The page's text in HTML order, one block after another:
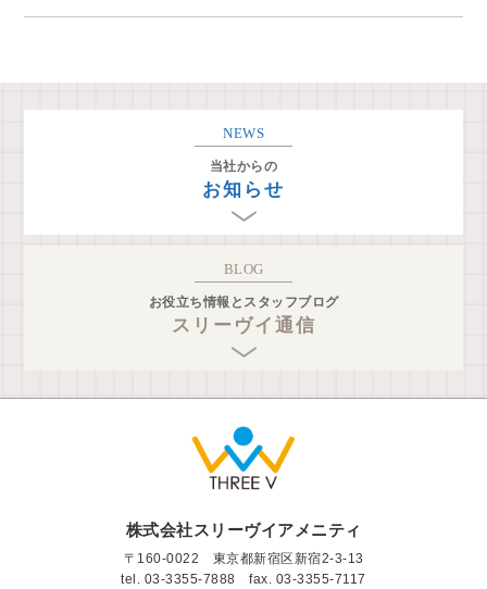
NEWS
当社からの
お知らせ
BLOG
お役立ち情報とスタッフブログ
スリーヴイ通信
株式会社スリーヴイアメニティ
〒160-0022 東京都新宿区新宿2-3-13
tel. 03-3355-7888 fax. 03-3355-7117